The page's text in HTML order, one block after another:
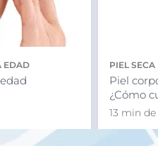
EDAD PIEL SECA
Piel
¿Cómo
13 min